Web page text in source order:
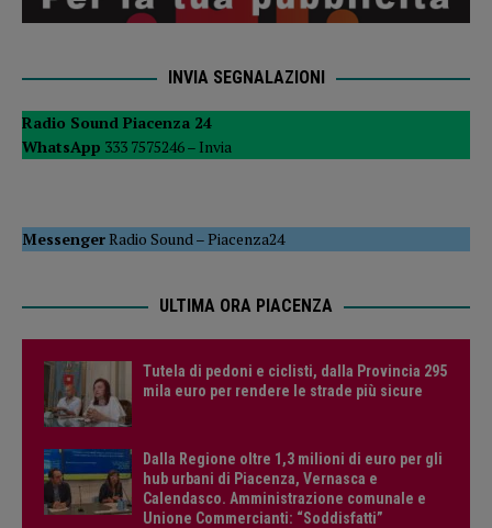
INVIA SEGNALAZIONI
Radio Sound Piacenza 24
WhatsApp 333 7575246 – Invia
MessengerRadio Sound –Piacenza24
ULTIMA ORA PIACENZA
Tutela di pedoni e ciclisti, dalla Provincia 295
mila euro per rendere le strade più sicure
Dalla Regione oltre 1,3 milioni di euro per gli
hub urbani di Piacenza, Vernasca e
Calendasco. Amministrazione comunale e
Unione Commercianti: “Soddisfatti”